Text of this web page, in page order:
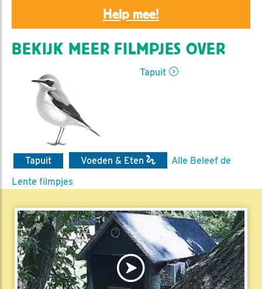
Help mee!
BEKIJK MEER FILMPJES OVER
Tapuit
Tapuit Voeden & Eten
Alle Beleef de
Lente filmpjes